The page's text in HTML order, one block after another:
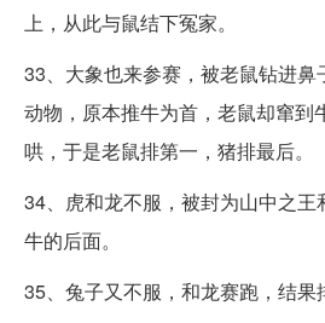
上，从此与鼠结下冤家。
33、大象也来参赛，被老鼠钻进鼻
动物，原本推牛为首，老鼠却窜到
哄，于是老鼠排第一，猪排最后。
34、虎和龙不服，被封为山中之王
牛的后面。
35、兔子又不服，和龙赛跑，结果